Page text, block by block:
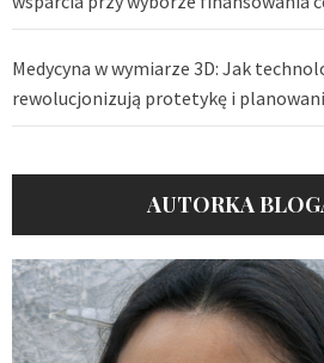
Medycyna w wymiarze 3D: Jak
rewolucjonizują protetykę i
AUTORKA